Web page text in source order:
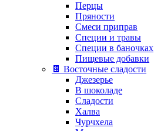
Перцы
Пряности
Смеси приправ
Специи и травы
Специи в баночках
Пищевые добавки
🍫 Восточные сладости
Джезерье
В шоколаде
Сладости
Халва
Чурчхела